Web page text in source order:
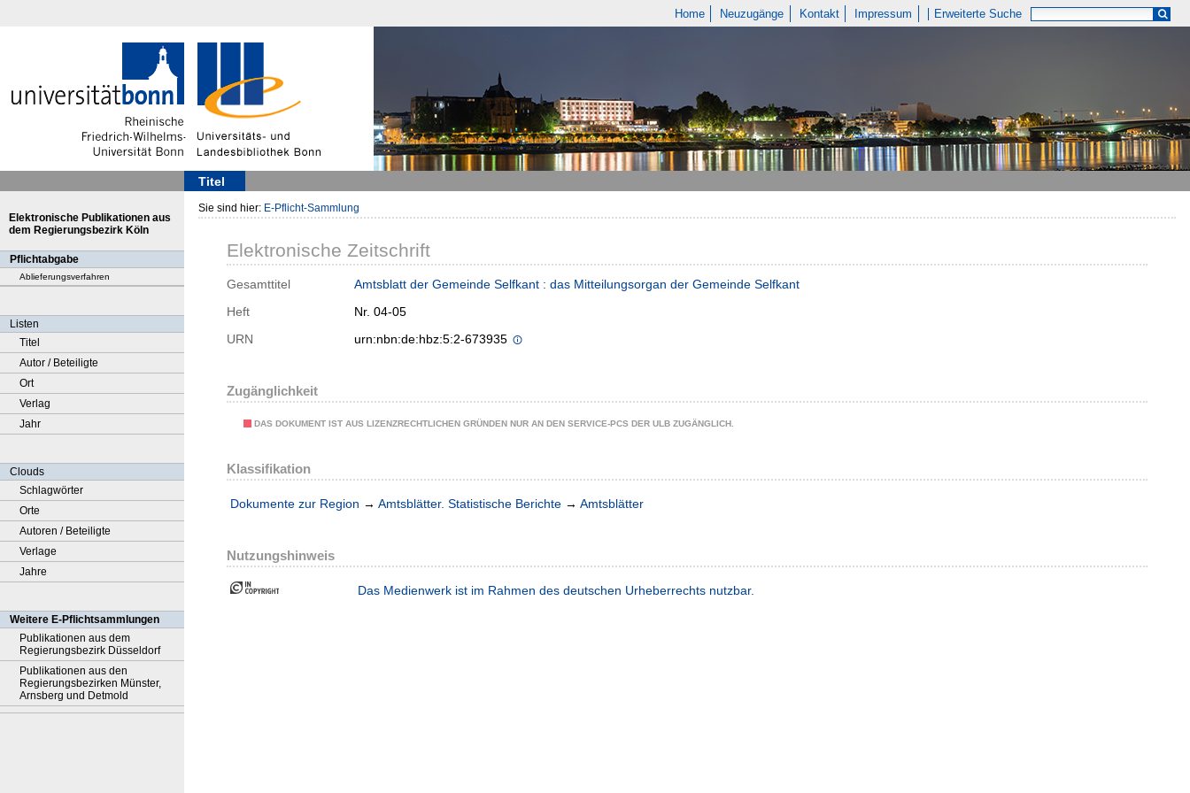
Home Neuzugänge Kontakt Impressum Erweiterte Suche
Titel
Elektronische Publikationen aus
dem Regierungsbezirk Köln
Pflichtabgabe
Ablieferungsverfahren
Listen
Titel
Autor / Beteiligte
Ort
Verlag
Jahr
Clouds
Schlagwörter
Orte
Autoren / Beteiligte
Verlage
Jahre
Weitere E-Pflichtsammlungen
Publikationen aus dem
Regierungsbezirk Düsseldorf
Publikationen aus den
Regierungsbezirken Münster,
Arnsberg und Detmold
Sie sind hier: E-Pflicht-Sammlung
Elektronische Zeitschrift
Gesamttitel
Amtsblatt der Gemeinde Selfkant : das Mitteilungsorgan der Gemeinde Selfkant
Heft
Nr. 04-05
URN
urn:nbn:de:hbz:5:2-673935
Zugänglichkeit
DAS DOKUMENT IST AUS LIZENZRECHTLICHEN GRÜNDEN NUR AN DEN SERVICE-PCS DER ULB ZUGÄNGLICH.
Klassifikation
Dokumente zur Region → Amtsblätter. Statistische Berichte → Amtsblätter
Nutzungshinweis
Das Medienwerk ist im Rahmen des deutschen Urheberrechts nutzbar.